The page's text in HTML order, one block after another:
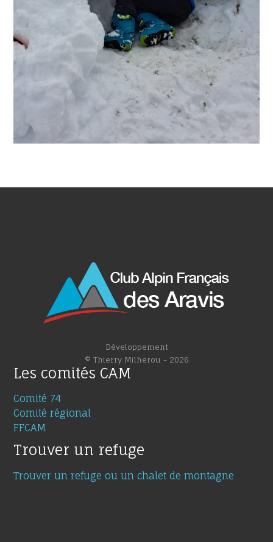
Développement
© Thierry Milherou - 2026
Les comités CAM
Comité 74
Comité régional
FFCAM
Trouver un refuge
Trouver un refuge ou un chalet de montagne